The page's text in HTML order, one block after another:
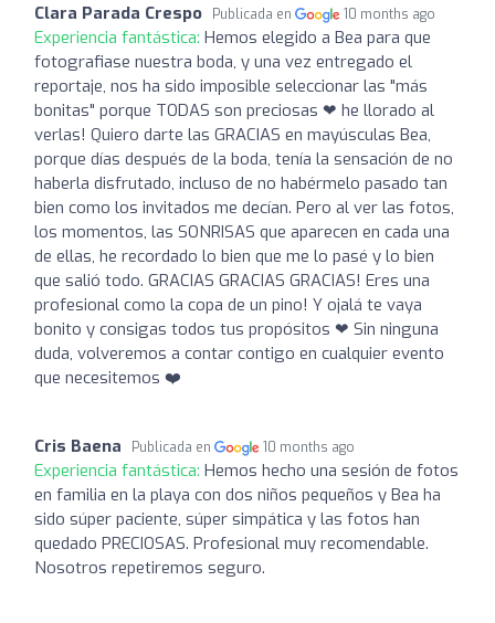
Clara Parada Crespo Publicada en 10 months ago
Experiencia fantástica: Hemos elegido a Bea para que
fotografiase nuestra boda, y una vez entregado el
reportaje, nos ha sido imposible seleccionar las "más
bonitas" porque TODAS son preciosas ❤‍ he llorado al
verlas! Quiero darte las GRACIAS en mayúsculas Bea,
porque días después de la boda, tenía la sensación de no
haberla disfrutado, incluso de no habérmelo pasado tan
bien como los invitados me decían. Pero al ver las fotos,
los momentos, las SONRISAS que aparecen en cada una
de ellas, he recordado lo bien que me lo pasé y lo bien
que salió todo. GRACIAS GRACIAS GRACIAS! Eres una
profesional como la copa de un pino! Y ojalá te vaya
bonito y consigas todos tus propósitos ❤‍ Sin ninguna
duda, volveremos a contar contigo en cualquier evento
que necesitemos ❤️
Cris Baena Publicada en 10 months ago
Experiencia fantástica: Hemos hecho una sesión de fotos
en familia en la playa con dos niños pequeños y Bea ha
sido súper paciente, súper simpática y las fotos han
quedado PRECIOSAS. Profesional muy recomendable.
Nosotros repetiremos seguro.